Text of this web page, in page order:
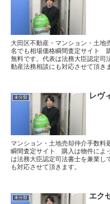
大田区不動産・マンション・土
名でも相場価格瞬間査定サイト
無料です。代表は法務大臣認定司
動産法務相談にも対応させて頂き
未分類 レヴ
マンション・土地売却仲介手数
瞬間査定サイト 購入は物件によ
は法務大臣認定司法書士を兼業し
も対応させて頂きます。
未分類 エク